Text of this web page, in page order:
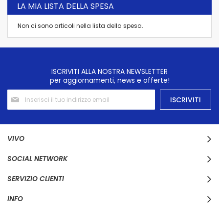
LA MIA LISTA DELLA SPESA
Non ci sono articoli nella lista della spesa.
ISCRIVITI ALLA NOSTRA NEWSLETTER
per aggiornamenti, news e offerte!
Iscriviti
alla
nostra
ISCRIVITI
VIVO
SOCIAL NETWORK
SERVIZIO CLIENTI
INFO